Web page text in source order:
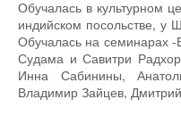
Обучалась в культурном
индийском посольстве, у
Обучалась на семинарах
Судама и Савитри
Инна Сабинины,
Владимир Зайцев,